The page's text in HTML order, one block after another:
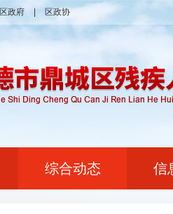
区政府 区政协
综合动态 信